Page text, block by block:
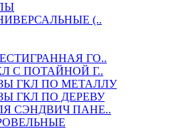
(..
ГО..
С ПОТАЙНОЙ Г..
ГКЛ ПО МЕТАЛЛУ
ГКЛ ПО ДЕРЕВУ
СЭНДВИЧ ПАНЕ..